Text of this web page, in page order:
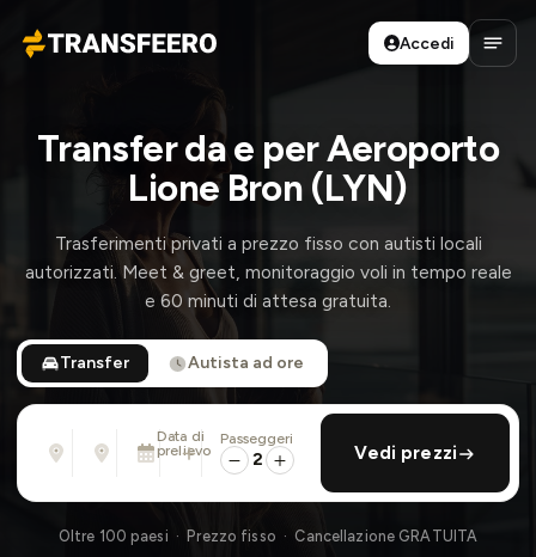
Transfeero
Accedi
Apri
Transfer da e per Aeroporto
Lione Bron (LYN)
Trasferimenti privati a prezzo fisso con autisti locali
autorizzati. Meet & greet, monitoraggio voli in tempo reale
e 60 minuti di attesa gratuita.
Transfer Autista ad ore
Indirizzo, aeroporto, albergo, ...
Indirizzo, aeroporto, albergo, ...
Data di
prelievo
Mar 11 Ago · 01:45 PM
aggiungi ritorno
Passeggeri
2 Vedi prezzi
Oltre 100 paesi · Prezzo fisso · Cancellazione GRATUITA